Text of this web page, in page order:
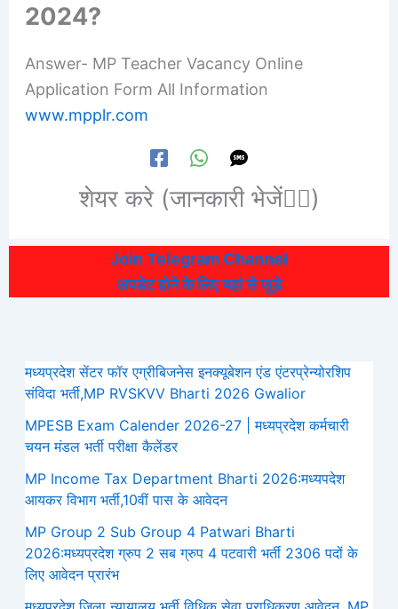
2024?
Answer- MP Teacher Vacancy Online
Application Form All Information
www.mpplr.com
शेयर करे (जानकारी भेजें👆🏻)
Join Telegram Channel
अपडेट होने के लिए यहां से जुड़े
मध्यप्रदेश सेंटर फॉर एग्रीबिजनेस इनक्यूबेशन एंड एंटरप्रेन्योरशिप
संविदा भर्ती,MP RVSKVV Bharti 2026 Gwalior
MPESB Exam Calender 2026-27 | मध्यप्रदेश कर्मचारी
चयन मंडल भर्ती परीक्षा कैलेंडर
MP Income Tax Department Bharti 2026:मध्‍यपदेश
आयकर विभाग भर्ती,10वीं पास के आवेदन
MP Group 2 Sub Group 4 Patwari Bharti
2026:मध्यप्रदेश ग्रुप 2 सब ग्रुप 4 पटवारी भर्ती 2306 पदों के
लिए आवेदन प्रारंभ